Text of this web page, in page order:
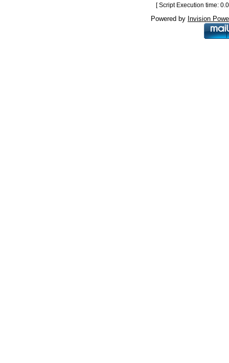
[ Script Execution time:
Powered by Invision